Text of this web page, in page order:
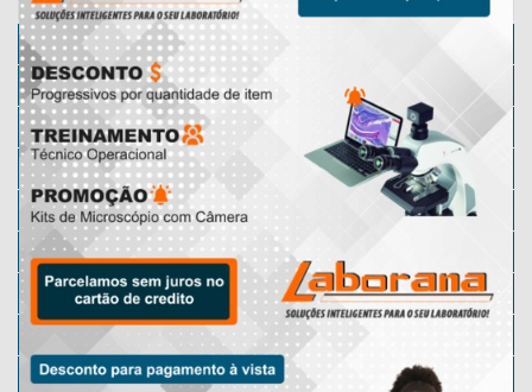
Microscópio
Micrótomos
Karl Fischer
Micrótomo Manual
Microscópio Lupa
Microscópio Motic
Lâminas Preparadas
Micrótomo Rotativo
Microscópio Óptico